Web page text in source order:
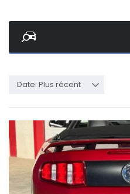
Date: Plus récent
16